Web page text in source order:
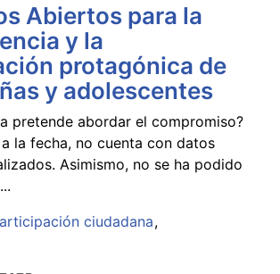
Abiertos para la
y la
protagónica de
y adolescentes
pretende abordar el compromiso?
la fecha, no cuenta con datos
Asimismo, no se ha podido
ciudadana